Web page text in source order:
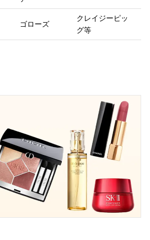
ゴローズ
クレイジーピッ
グ等